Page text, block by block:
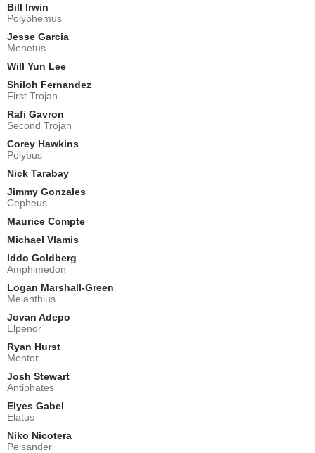
Bill Irwin
Polyphemus
Jesse Garcia
Menetus
Will Yun Lee
Shiloh Fernandez
First Trojan
Rafi Gavron
Second Trojan
Corey Hawkins
Polybus
Nick Tarabay
Jimmy Gonzales
Cepheus
Maurice Compte
Michael Vlamis
Iddo Goldberg
Amphimedon
Logan Marshall-Green
Melanthius
Jovan Adepo
Elpenor
Ryan Hurst
Mentor
Josh Stewart
Antiphates
Elyes Gabel
Elatus
Niko Nicotera
Peisander